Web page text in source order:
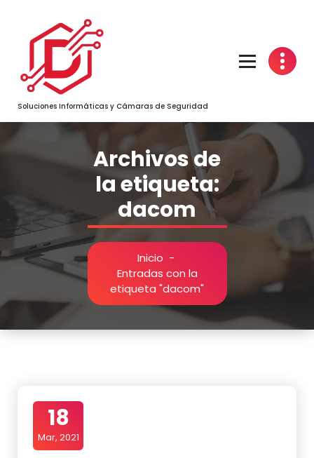
contenido
Soluciones Informáticas y Cámaras de Seguridad
Archivos de
la etiqueta:
dacom
Inicio -
Entradas con la
etiqueta "dacom"
18
Mar, 2021